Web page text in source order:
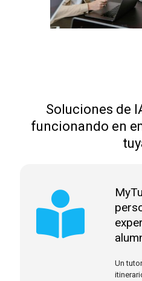
Soluciones de
funcionando en
Un